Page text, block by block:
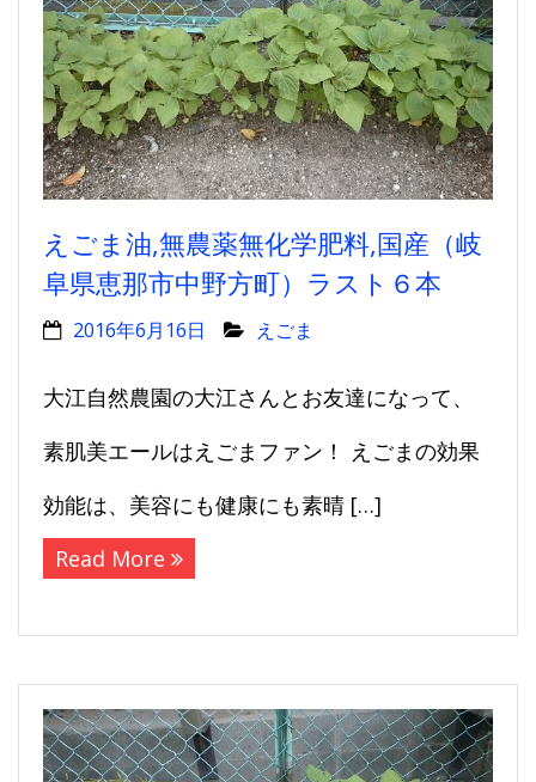
えごま油,無農薬無化学肥料,国産（岐
阜県恵那市中野方町）ラスト６本
2016年6月16日 えごま
大江自然農園の大江さんとお友達になって、
素肌美エールはえごまファン！ えごまの効果
効能は、美容にも健康にも素晴 […]
Read More